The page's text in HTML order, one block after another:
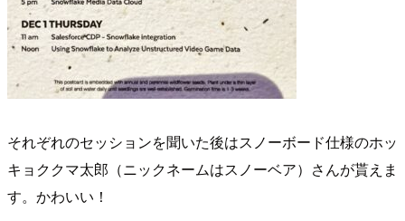
それぞれのセッションを聞いた後はスノーボード仕様のホッ
キョククマ太郎（ニックネームはスノーベア）さんが貰えま
す。かわいい！